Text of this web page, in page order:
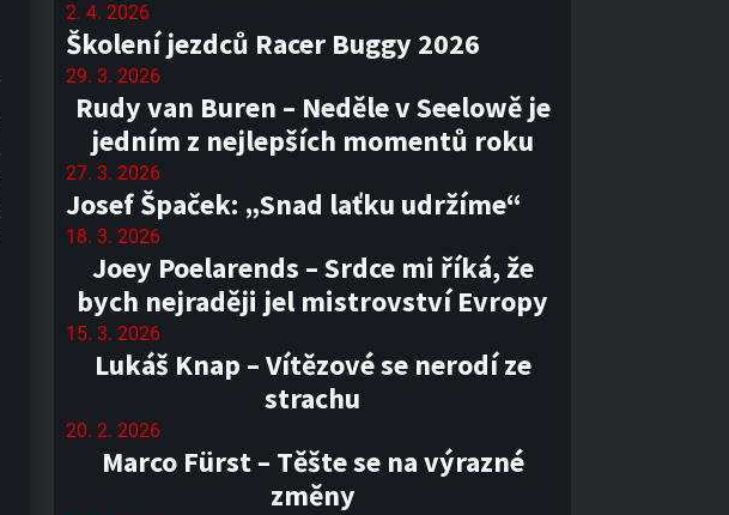
2. 4. 2026
Školení jezdců Racer Buggy 2026
29. 3. 2026
Rudy van Buren – Neděle v Seelowě je
jedním z nejlepších momentů roku
27. 3. 2026
Josef Špaček: „Snad laťku udržíme“
18. 3. 2026
Joey Poelarends – Srdce mi říká, že
bych nejraději jel mistrovství Evropy
15. 3. 2026
Lukáš Knap – Vítězové se nerodí ze
strachu
20. 2. 2026
Marco Fürst – Těšte se na výrazné
změny